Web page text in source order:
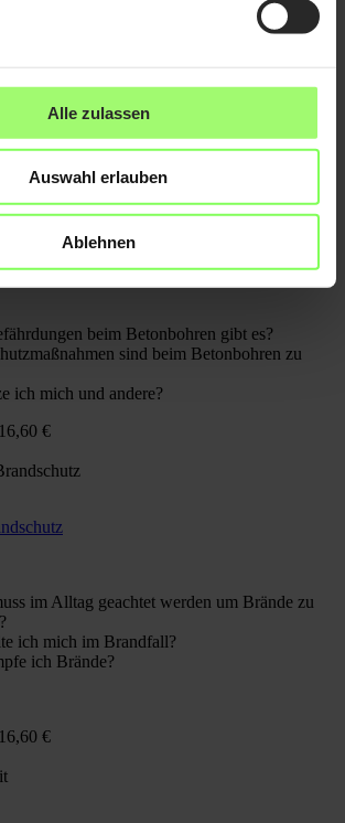
Alle zulassen
Auswahl erlauben
Ablehnen
ist erforderlich?
ich mich selbst und andere Personen?
beim Betonbohren gibt es?
sind beim Betonbohren zu
ich mich und andere?
16,60 €
im Alltag geachtet werden um Brände zu
ich mich im Brandfall?
ich Brände?
16,60 €